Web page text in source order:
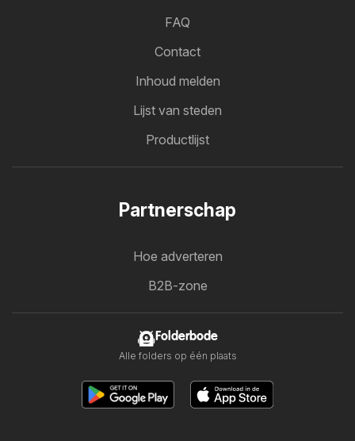
FAQ
Contact
Inhoud melden
Lijst van steden
Productlijst
Partnerschap
Hoe adverteren
B2B-zone
Folderbode
Alle folders op één plaats